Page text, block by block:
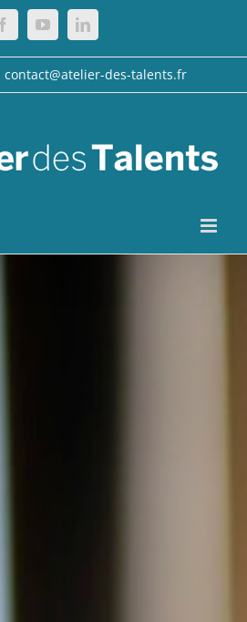
FacebookYouTubeLinkedIn
contact@atelier-des-talents.fr